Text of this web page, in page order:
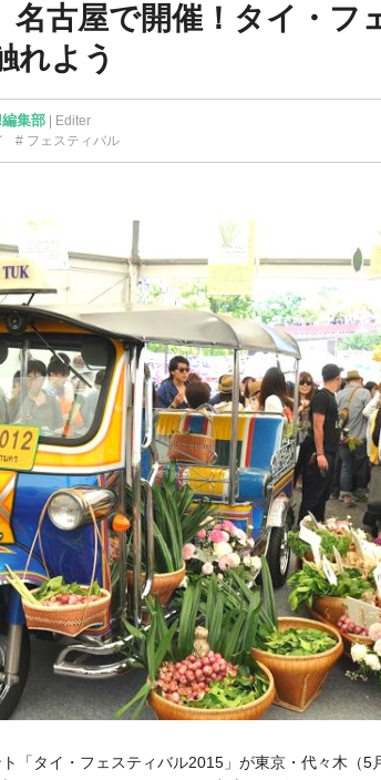
名古屋で開催！タイ・フ
れよう
集部 | Editer
フェスティバル
「タイ・フェスティバル2015」が東京・代々木（5